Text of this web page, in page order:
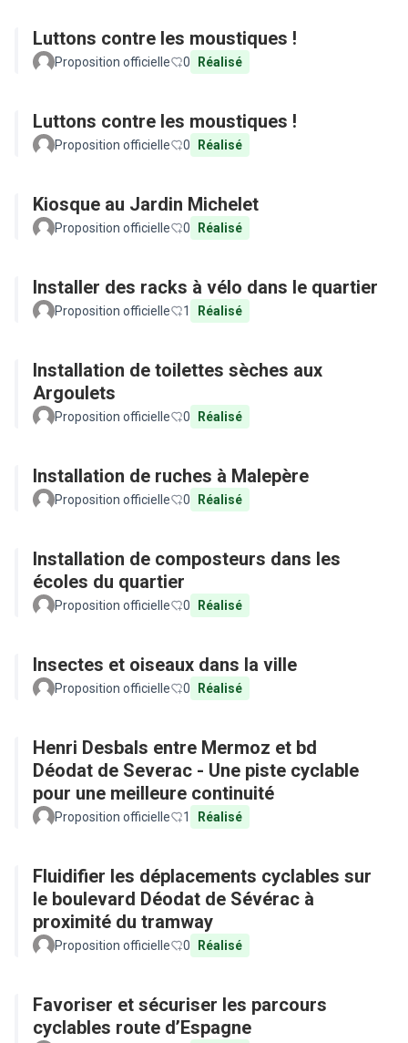
Luttons contre les moustiques !
Proposition officielle 0 Réalisé
Luttons contre les moustiques !
Proposition officielle 0 Réalisé
Kiosque au Jardin Michelet
Proposition officielle 0 Réalisé
Installer des racks à vélo dans le quartier
Proposition officielle 1 Réalisé
Installation de toilettes sèches aux
Argoulets
Proposition officielle 0 Réalisé
Installation de ruches à Malepère
Proposition officielle 0 Réalisé
Installation de composteurs dans les
écoles du quartier
Proposition officielle 0 Réalisé
Insectes et oiseaux dans la ville
Proposition officielle 0 Réalisé
Henri Desbals entre Mermoz et bd
Déodat de Severac - Une piste cyclable
pour une meilleure continuité
Proposition officielle 1 Réalisé
Fluidifier les déplacements cyclables sur
le boulevard Déodat de Sévérac à
proximité du tramway
Proposition officielle 0 Réalisé
Favoriser et sécuriser les parcours
cyclables route d’Espagne